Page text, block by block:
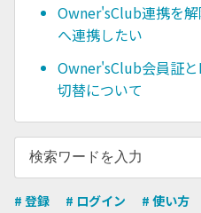
Owner'sClub連携を
へ連携したい
Owner'sClub会員証と
切替について
# 登録 # ログイン # 使い方